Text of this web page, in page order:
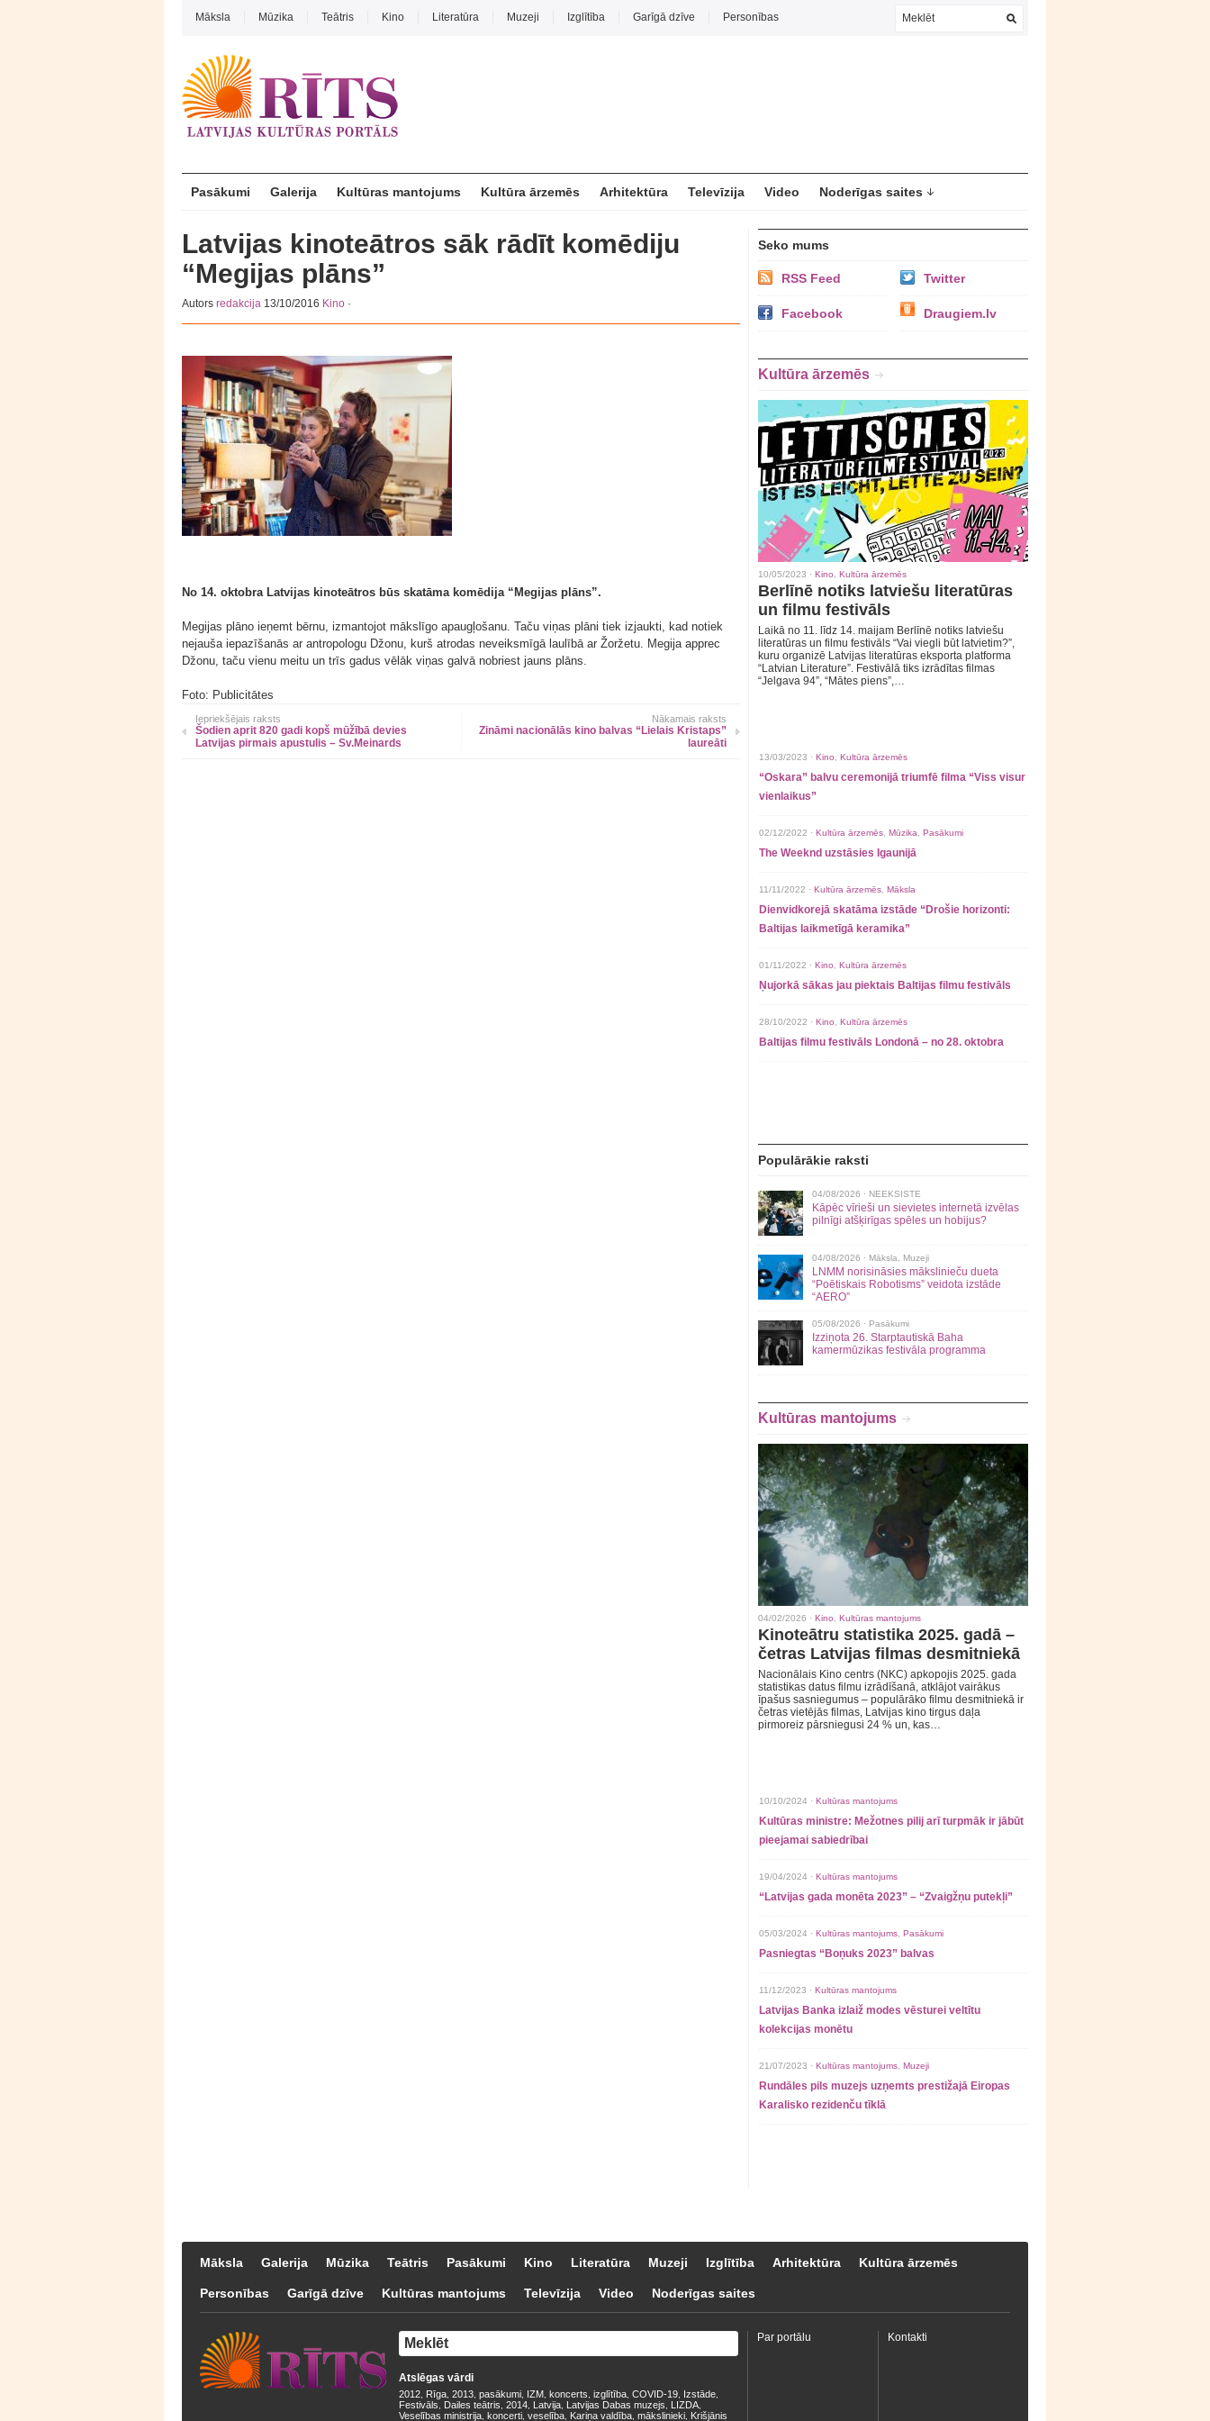
Māksla Mūzika Teātris Kino Literatūra Muzeji Izglītība Garīgā dzīve Personības
Pasākumi Galerija Kultūras mantojums Kultūra ārzemēs Arhitektūra Televīzija Video Noderīgas saites
Latvijas kinoteātros sāk rādīt komēdiju
“Megijas plāns”
Autors redakcija 13/10/2016 Kino ·
No 14. oktobra Latvijas kinoteātros būs skatāma komēdija “Megijas plāns”.
Megijas plāno ieņemt bērnu, izmantojot mākslīgo apaugļošanu. Taču viņas plāni tiek izjaukti, kad notiek
nejauša iepazīšanās ar antropologu Džonu, kurš atrodas neveiksmīgā laulībā ar Žoržetu. Megija apprec
Džonu, taču vienu meitu un trīs gadus vēlāk viņas galvā nobriest jauns plāns.
Foto: Publicitātes
Iepriekšējais raksts
Šodien aprit 820 gadi kopš mūžībā devies
Latvijas pirmais apustulis – Sv.Meinards
Nākamais raksts
Zināmi nacionālās kino balvas “Lielais Kristaps”
laureāti
Seko mums
RSS Feed Twitter
Facebook Draugiem.lv
Kultūra ārzemēs
10/05/2023 · Kino Kultūra ārzemēs
Berlīnē notiks latviešu literatūras
un filmu festivāls
Laikā no 11. līdz 14. maijam Berlīnē notiks latviešu
literatūras un filmu festivāls “Vai viegli būt latvietim?”,
kuru organizē Latvijas literatūras eksporta platforma
“Latvian Literature”. Festivālā tiks izrādītas filmas
“Jelgava 94”, “Mātes piens”,…
13/03/2023 · Kino Kultūra ārzemēs
“Oskara” balvu ceremonijā triumfē filma “Viss visur
vienlaikus”
02/12/2022 · Kultūra ārzemēs Mūzika Pasākumi
The Weeknd uzstāsies Igaunijā
11/11/2022 · Kultūra ārzemēs Māksla
Dienvidkorejā skatāma izstāde “Drošie horizonti:
Baltijas laikmetīgā keramika”
01/11/2022 · Kino Kultūra ārzemēs
Ņujorkā sākas jau piektais Baltijas filmu festivāls
28/10/2022 · Kino Kultūra ārzemēs
Baltijas filmu festivāls Londonā – no 28. oktobra
Populārākie raksti
04/08/2026 · NEEKSISTE
Kāpēc vīrieši un sievietes internetā izvēlas
pilnīgi atšķirīgas spēles un hobijus?
04/08/2026 · Māksla Muzeji
LNMM norisināsies mākslinieču dueta
“Poētiskais Robotisms” veidota izstāde
“AERO”
05/08/2026 · Pasākumi
Izziņota 26. Starptautiskā Baha
kamermūzikas festivāla programma
Kultūras mantojums
04/02/2026 · Kino Kultūras mantojums
Kinoteātru statistika 2025. gadā –
četras Latvijas filmas desmitniekā
Nacionālais Kino centrs (NKC) apkopojis 2025. gada
statistikas datus filmu izrādīšanā, atklājot vairākus
īpašus sasniegumus – populārāko filmu desmitniekā ir
četras vietējās filmas, Latvijas kino tirgus daļa
pirmoreiz pārsniegusi 24 % un, kas…
10/10/2024 · Kultūras mantojums
Kultūras ministre: Mežotnes pilij arī turpmāk ir jābūt
pieejamai sabiedrībai
19/04/2024 · Kultūras mantojums
“Latvijas gada monēta 2023” – “Zvaigžņu putekļi”
05/03/2024 · Kultūras mantojums Pasākumi
Pasniegtas “Boņuks 2023” balvas
11/12/2023 · Kultūras mantojums
Latvijas Banka izlaiž modes vēsturei veltītu
kolekcijas monētu
21/07/2023 · Kultūras mantojums Muzeji
Rundāles pils muzejs uzņemts prestižajā Eiropas
Karalisko rezidenču tīklā
Māksla Galerija Mūzika Teātris Pasākumi Kino Literatūra Muzeji Izglītība Arhitektūra Kultūra ārzemēs
Personības Garīgā dzīve Kultūras mantojums Televīzija Video Noderīgas saites
Atslēgas vārdi
2012 Rīga 2013 pasākumi IZM koncerts izglītība COVID-19 Izstāde
Festivāls Dailes teātris 2014 Latvija Latvijas Dabas muzejs LIZDA
Veselības ministrija koncerti veselība Kariņa valdība mākslinieki Krišjānis
Par portālu Kontakti